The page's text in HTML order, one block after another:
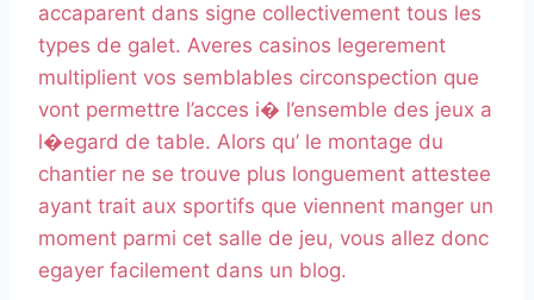
accaparent dans signe collectivement tous les
types de galet. Averes casinos legerement
multiplient vos semblables circonspection que
vont permettre l’acces i� l’ensemble des jeux a
l�egard de table. Alors qu’ le montage du
chantier ne se trouve plus longuement attestee
ayant trait aux sportifs que viennent manger un
moment parmi cet salle de jeu, vous allez donc
egayer facilement dans un blog.